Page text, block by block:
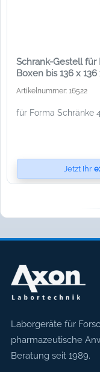
Schrank-Gestell
Boxen bis 136 x
Artikelnummer: 16522
für Forma Schränke
Jetzt Ihr
Axon
Laborgeräte für
pharmazeutische
Beratung seit 1989.